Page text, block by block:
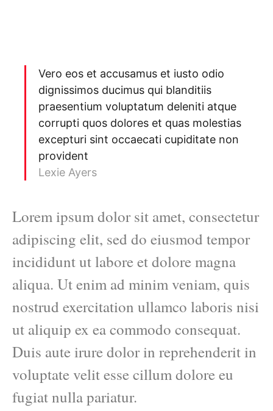
Vero eos et accusamus et iusto odio
dignissimos ducimus qui blanditiis
praesentium voluptatum deleniti atque
corrupti quos dolores et quas molestias
excepturi sint occaecati cupiditate non
provident
Lexie Ayers
Lorem ipsum dolor sit amet, consectetur
adipiscing elit, sed do eiusmod tempor
incididunt ut labore et dolore magna
aliqua. Ut enim ad minim veniam, quis
nostrud exercitation ullamco laboris nisi
ut aliquip ex ea commodo consequat.
Duis aute irure dolor in reprehenderit in
voluptate velit esse cillum dolore eu
fugiat nulla pariatur.